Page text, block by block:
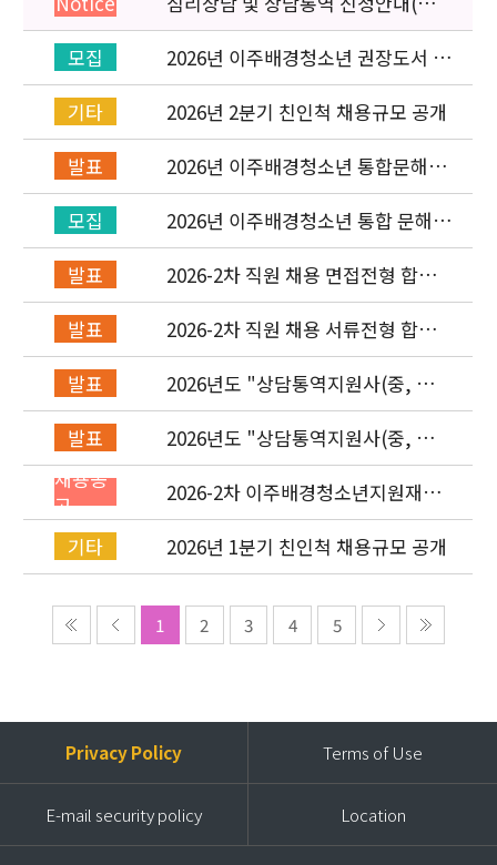
서첨부)
모집
2026년 이주배경청소년 권장도서 목
록 구성을 위한 청소년 참여 이벤트
안내
기타
2026년 2분기 친인척 채용규모 공개
발표
2026년 이주배경청소년 통합문해력
교육지원사업 수행기관 선정 결과 발
표
모집
2026년 이주배경청소년 통합 문해력
교육지원 사업 위탁기관 신청 공고
발표
2026-2차 직원 채용 면접전형 합격
자 발표 및 적격심사 안내
발표
2026-2차 직원 채용 서류전형 합격
자 발표 및 면접전형 안내
발표
2026년도 "상담통역지원사(중, 베,
러, 몽)" 면접심사 합격자 발표
발표
2026년도 "상담통역지원사(중, 베,
러, 몽)" 서류심사 합격자 발표
채용공
고
2026-2차 이주배경청소년지원재단
직원(기획운영실/사업운영부/개발
협력부) 채용공고 (~4/26)
기타 2026년 1분기 친인척 채용규모 공개
1 2 3 4 5
Privacy Policy Terms of Use
E-mail security policy Location